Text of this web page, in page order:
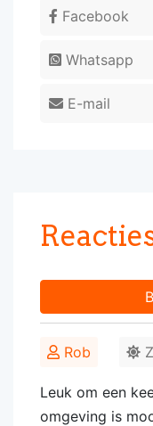
Facebook
Whatsapp
E-mail
Rob
Leuk om een
omgeving is